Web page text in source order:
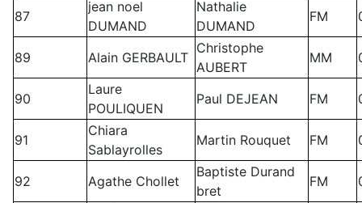
87
jean noel
DUMAND
Nathalie
DUMAND
FM
89 Alain GERBAULT
Christophe
AUBERT
MM
90
Laure
POULIQUEN
Paul DEJEAN FM
91
Chiara
Sablayrolles
Martin Rouquet FM
92 Agathe Chollet
Baptiste Durand
bret
FM